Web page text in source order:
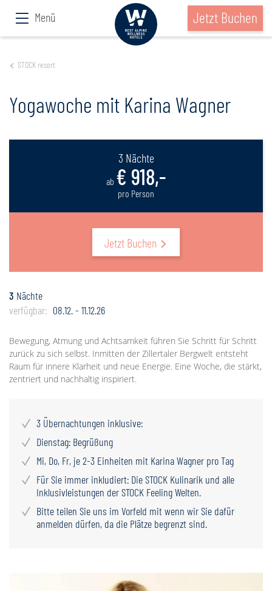
Menü Jetzt Buchen
STOCK resort
Yogawoche mit Karina Wagner
3 Nächte
ab € 918,-
pro Person
Jetzt Buchen
3 Nächte
verfügbar: 08.12. - 11.12.26
Bewegung, Atmung und Achtsamkeit führen Sie Schritt für Schritt
zurück zu sich selbst. Inmitten der Zillertaler Bergwelt entsteht
Raum für innere Klarheit und neue Energie. Eine Woche, die stärkt,
zentriert und nachhaltig inspiriert.
3 Übernachtungen inklusive:
Dienstag: Begrüßung
Mi, Do, Fr, je 2-3 Einheiten mit Karina Wagner pro Tag
Für Sie immer inkludiert: Die STOCK Kulinarik und alle
Inklusivleistungen der STOCK Feeling Welten.
Bitte teilen Sie uns im Vorfeld mit wenn wir Sie dafür
anmelden dürfen, da die Plätze begrenzt sind.